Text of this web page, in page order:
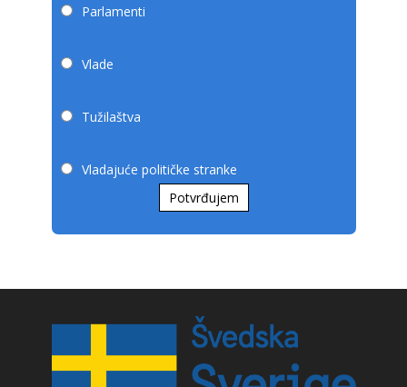
Parlamenti
Vlade
Tužilaštva
Vladajuće političke stranke
Potvrđujem